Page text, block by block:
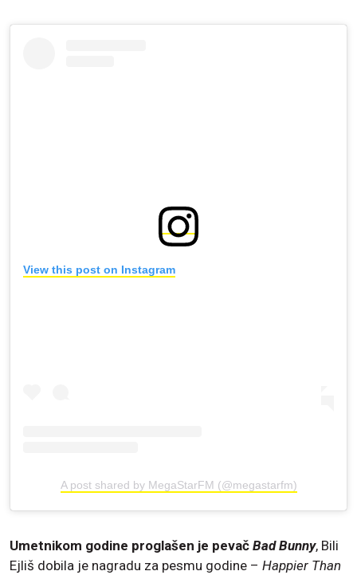
View this post on Instagram
A post shared by MegaStarFM (@megastarfm)
Umetnikom godine proglašen je pevač Bad Bunny, Bili
Ejliš dobila je nagradu za pesmu godine – Happier Than